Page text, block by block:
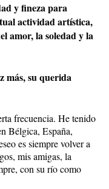
y fineza para
actividad artística,
amor, la soledad y la
más, su querida
frecuencia. He tenido
Bélgica, España,
es siempre volver a
mis amigas, la
con su río como